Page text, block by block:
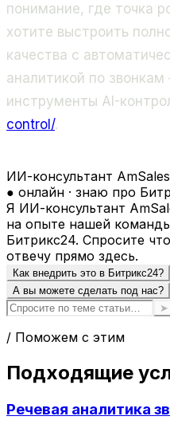
понимание, где точка
хотите выстроить
качества с
аналитикой по
инструменты AI-
control/.
ИИ-консультант AmSales
● онлайн · знаю про
Я ИИ-консультант
на опыте нашей
Битрикс24. Спросите
отвечу прямо здесь.
Как внедрить это в Битрикс24?
А вы можете сделать под нас?
➤
/ Поможем с этим
Подходящие
Речевая аналитика